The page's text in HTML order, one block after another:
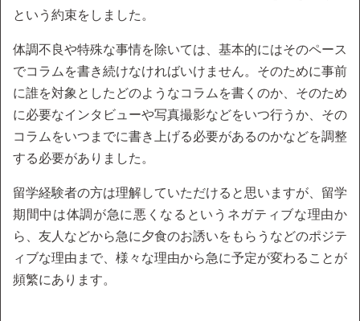
という約束をしました。
体調不良や特殊な事情を除いては、基本的にはそのペース
でコラムを書き続けなければいけません。そのために事前
に誰を対象としたどのようなコラムを書くのか、そのため
に必要なインタビューや写真撮影などをいつ行うか、その
コラムをいつまでに書き上げる必要があるのかなどを調整
する必要がありました。
留学経験者の方は理解していただけると思いますが、留学
期間中は体調が急に悪くなるというネガティブな理由か
ら、友人などから急に夕食のお誘いをもらうなどのポジテ
ィブな理由まで、様々な理由から急に予定が変わることが
頻繁にあります。